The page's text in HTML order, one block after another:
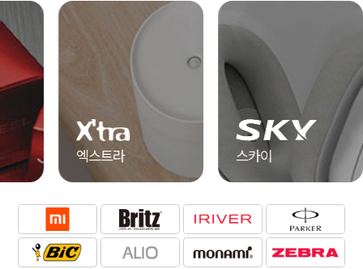
엑스트라 스카이